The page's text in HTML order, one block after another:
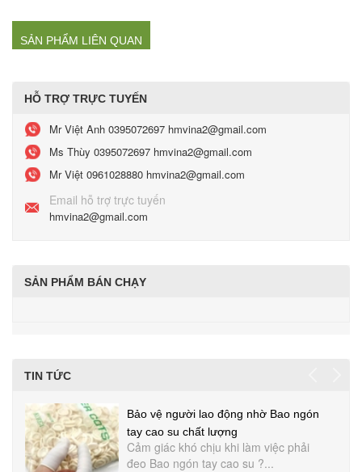
SẢN PHẨM LIÊN QUAN
HỖ TRỢ TRỰC TUYẾN
Mr Việt Anh 0395072697 hmvina2@gmail.com
Ms Thùy 0395072697 hmvina2@gmail.com
Mr Việt 0961028880 hmvina2@gmail.com
Email hỗ trợ trực tuyến
hmvina2@gmail.com
SẢN PHẨM BÁN CHẠY
TIN TỨC
Bảo vệ người lao động nhờ Bao ngón
tay cao su chất lượng
Cảm giác khó chịu khi làm việc phải
đeo Bao ngón tay cao su ?...